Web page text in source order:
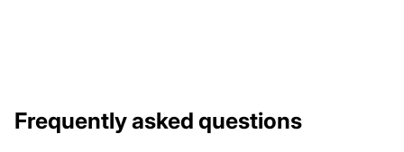
Frequently asked questions